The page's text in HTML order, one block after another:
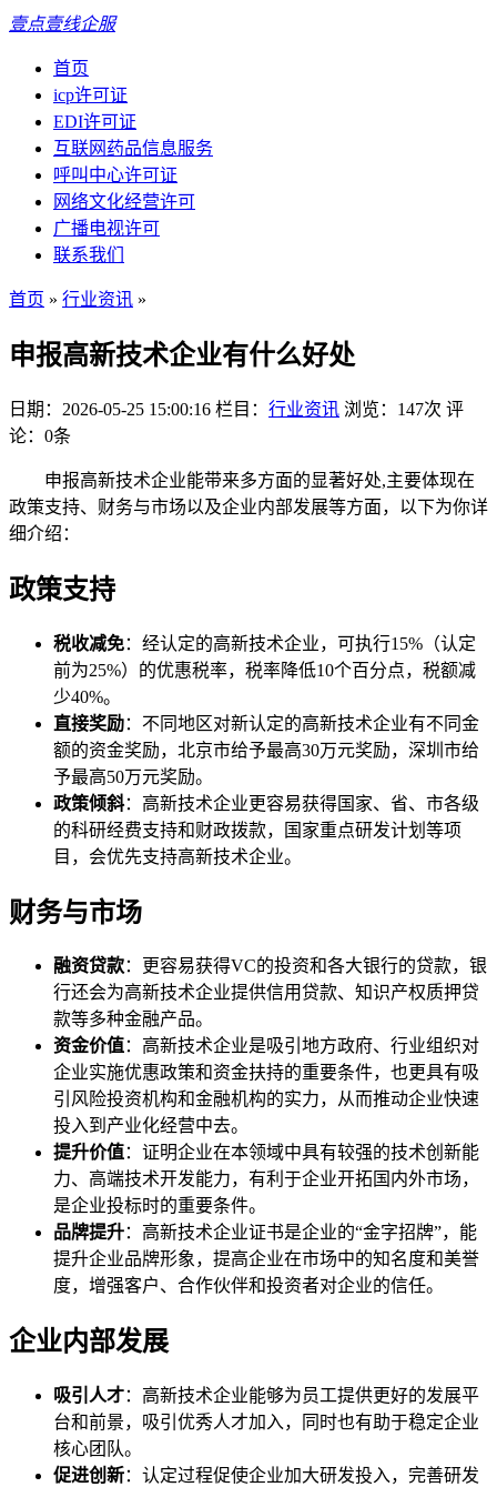
壹点壹线企服
首页
icp许可证
EDI许可证
互联网药品信息服务
呼叫中心许可证
网络文化经营许可
广播电视许可
联系我们
首页 » 行业资讯 »
申报高新技术企业有什么好处
日期：2026-05-25 15:00:16 栏目： 行业资讯 浏览：147次 评
论：0条
申报高新技术企业能带来多方面的显著好处,主要体现在
政策支持、财务与市场以及企业内部发展等方面，以下为你详
细介绍：
政策支持
税收减免：经认定的高新技术企业，可执行15%（认定
前为25%）的优惠税率，税率降低10个百分点，税额减
少40%。
直接奖励：不同地区对新认定的高新技术企业有不同金
额的资金奖励，北京市给予最高30万元奖励，深圳市给
予最高50万元奖励。
政策倾斜：高新技术企业更容易获得国家、省、市各级
的科研经费支持和财政拨款，国家重点研发计划等项
目，会优先支持高新技术企业。
财务与市场
融资贷款：更容易获得VC的投资和各大银行的贷款，银
行还会为高新技术企业提供信用贷款、知识产权质押贷
款等多种金融产品。
资金价值：高新技术企业是吸引地方政府、行业组织对
企业实施优惠政策和资金扶持的重要条件，也更具有吸
引风险投资机构和金融机构的实力，从而推动企业快速
投入到产业化经营中去。
提升价值：证明企业在本领域中具有较强的技术创新能
力、高端技术开发能力，有利于企业开拓国内外市场，
是企业投标时的重要条件。
品牌提升：高新技术企业证书是企业的“金字招牌”，能
提升企业品牌形象，提高企业在市场中的知名度和美誉
度，增强客户、合作伙伴和投资者对企业的信任。
企业内部发展
吸引人才：高新技术企业能够为员工提供更好的发展平
台和前景，吸引优秀人才加入，同时也有助于稳定企业
核心团队。
促进创新：认定过程促使企业加大研发投入，完善研发